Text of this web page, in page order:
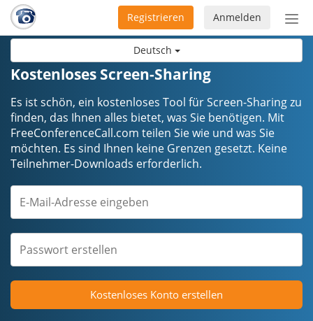
Deutsch
Anmelden
Registrieren
Kostenloses Screen-Sharing
Es ist schön, ein kostenloses Tool für Screen-Sharing zu
finden, das Ihnen alles bietet, was Sie benötigen. Mit
FreeConferenceCall.com teilen Sie wie und was Sie
möchten. Es sind Ihnen keine Grenzen gesetzt. Keine
Teilnehmer-Downloads erforderlich.
Kostenloses Konto erstellen